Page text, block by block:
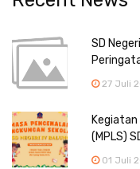
SD
27 Juli
Kegiatan
(MPLS)
01 Juli